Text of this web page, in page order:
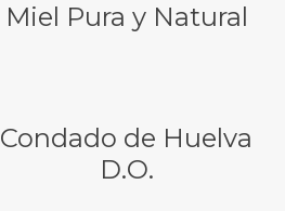
Miel Pura y Natural
Condado de Huelva
D.O.